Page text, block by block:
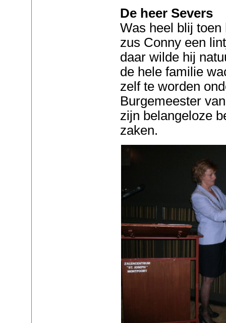
De heer Severs
Was heel blij
zus Conny een
daar wilde hij
de hele familie
zelf te worden
Burgemeester
zijn belangeloze
zaken.